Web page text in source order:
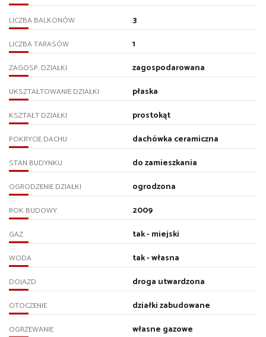
LICZBA BALKONÓW 3
LICZBA TARASÓW 1
ZAGOSP. DZIAŁKI zagospodarowana
UKSZTAŁTOWANIE DZIAŁKI płaska
KSZTAŁT DZIAŁKI prostokąt
POKRYCIE DACHU dachówka ceramiczna
STAN BUDYNKU do zamieszkania
OGRODZENIE DZIAŁKI ogrodzona
ROK BUDOWY 2009
GAZ tak - miejski
WODA tak - własna
DOJAZD droga utwardzona
OTOCZENIE działki zabudowane
OGRZEWANIE własne gazowe